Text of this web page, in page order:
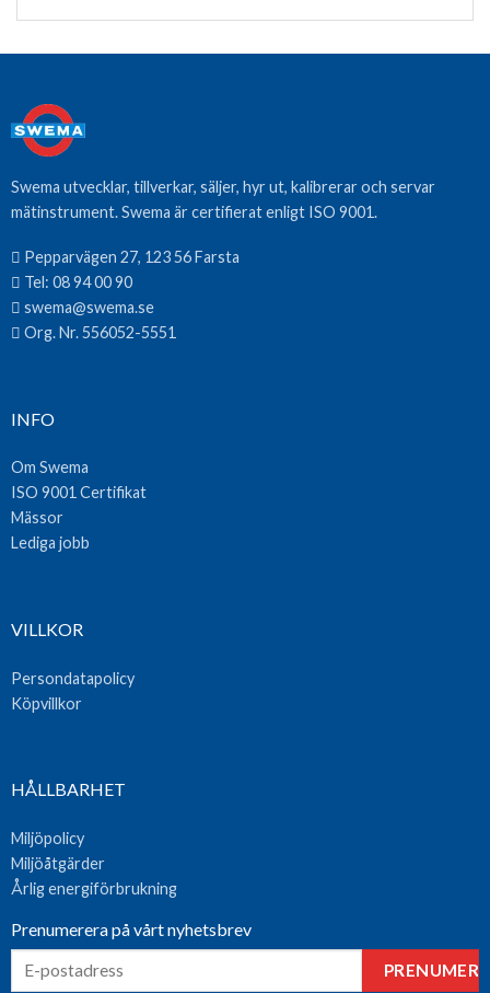
Swema utvecklar, tillverkar, säljer, hyr ut, kalibrerar och servar
mätinstrument. Swema är certifierat enligt ISO 9001.
Pepparvägen 27, 123 56 Farsta
Tel: 08 94 00 90
swema@swema.se
Org. Nr. 556052-5551
INFO
Om Swema
ISO 9001 Certifikat
Mässor
Lediga jobb
VILLKOR
Persondatapolicy
Köpvillkor
HÅLLBARHET
Miljöpolicy
Miljöåtgärder
Årlig energiförbrukning
Prenumerera på vårt nyhetsbrev